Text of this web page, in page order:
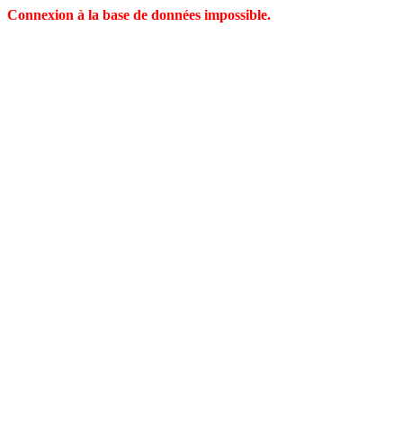
Connexion à la base de données impossible.